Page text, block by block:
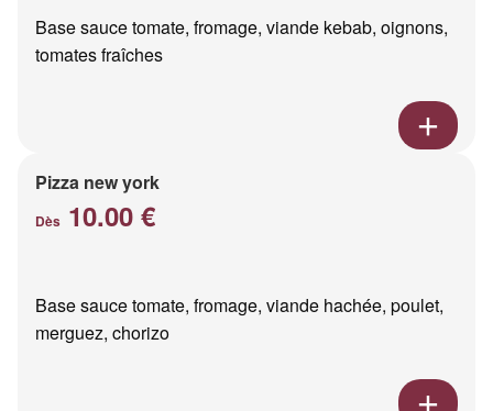
Base sauce tomate, fromage, viande kebab, oignons,
tomates fraîches
Pizza new york
Dès 10.00 €
Base sauce tomate, fromage, viande hachée, poulet,
merguez, chorizo